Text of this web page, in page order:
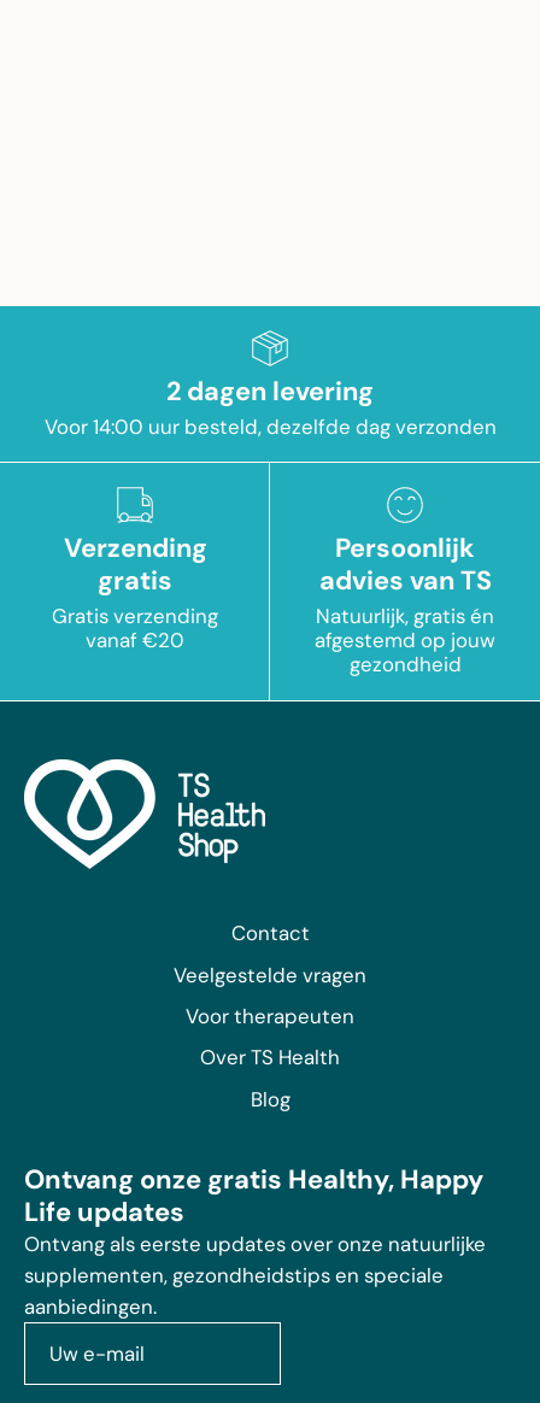
2 dagen levering
Voor 14:00 uur besteld, dezelfde dag verzonden
Verzending
gratis
Gratis verzending
vanaf €20
Persoonlijk
advies van TS
Natuurlijk, gratis én
afgestemd op jouw
gezondheid
Contact
Veelgestelde vragen
Voor therapeuten
Over TS Health
Blog
Ontvang onze gratis Healthy, Happy
Life updates
Ontvang als eerste updates over onze natuurlijke
supplementen, gezondheidstips en speciale
aanbiedingen.